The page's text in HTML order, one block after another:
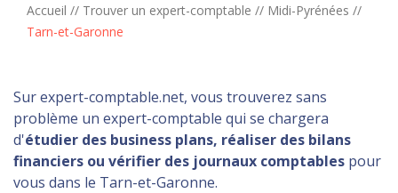
Accueil // Trouver un expert-comptable // Midi-Pyrénées //
Tarn-et-Garonne
Sur expert-comptable.net, vous trouverez sans
problème un expert-comptable qui se chargera
d'étudier des business plans, réaliser des bilans
financiers ou vérifier des journaux comptables pour
vous dans le Tarn-et-Garonne.